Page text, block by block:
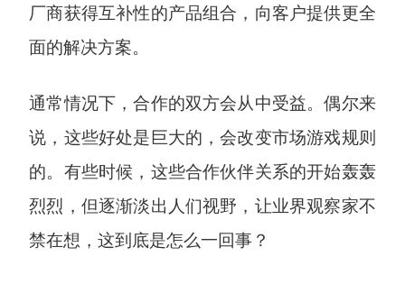
厂商获得互补性的产品组合，向客户提供更全
面的解决方案。
通常情况下，合作的双方会从中受益。偶尔来
说，这些好处是巨大的，会改变市场游戏规则
的。有些时候，这些合作伙伴关系的开始轰轰
烈烈，但逐渐淡出人们视野，让业界观察家不
禁在想，这到底是怎么一回事？